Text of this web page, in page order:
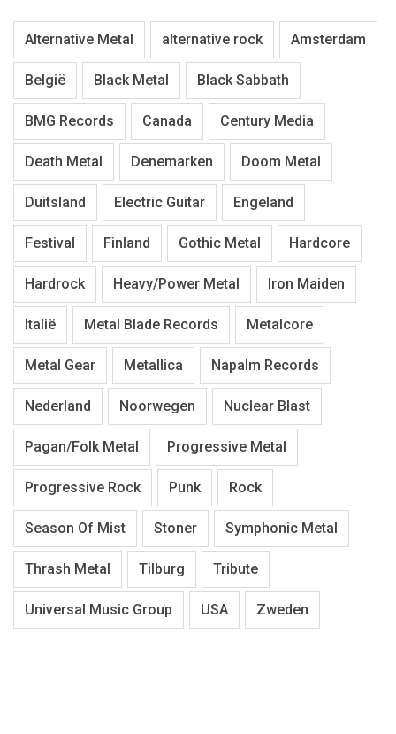
Alternative Metal alternative rock Amsterdam
België Black Metal Black Sabbath
BMG Records Canada Century Media
Death Metal Denemarken Doom Metal
Duitsland Electric Guitar Engeland
Festival Finland Gothic Metal Hardcore
Hardrock Heavy/Power Metal Iron Maiden
Italië Metal Blade Records Metalcore
Metal Gear Metallica Napalm Records
Nederland Noorwegen Nuclear Blast
Pagan/Folk Metal Progressive Metal
Progressive Rock Punk Rock
Season Of Mist Stoner Symphonic Metal
Thrash Metal Tilburg Tribute
Universal Music Group USA Zweden